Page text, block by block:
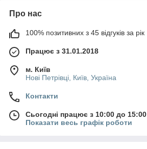
Про нас
100% позитивних з 45 відгуків за рік
Працює з 31.01.2018
м. Київ
Нові Петрівці, Київ, Україна
Контакти
Сьогодні працює з 10:00 до 15:00
Показати весь графік роботи